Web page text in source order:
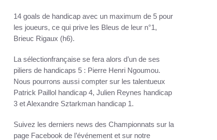
14 goals de handicap avec un maximum de 5 pour
les joueurs, ce qui prive les Bleus de leur n°1,
Brieuc Rigaux (h6).
La sélectionfrançaise se fera alors d’un de ses
piliers de handicaps 5 : Pierre Henri Ngoumou.
Nous pourrons aussi compter sur les talentueux
Patrick Paillol handicap 4, Julien Reynes handicap
3 et Alexandre Sztarkman handicap 1.
Suivez les derniers news des Championnats sur la
page Facebook de l’événement et sur notre